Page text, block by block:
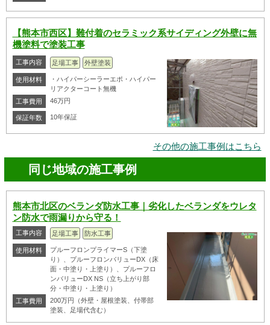
【熊本市西区】難付着のセラミック系サイディング外壁に無
機塗料で塗装工事
工事内容 足場工事 外壁塗装
使用材料
・ハイパーシーラーエポ・ハイパー
リアクターコート無機
工事費用
46万円
保証年数 10年保証
その他の施工事例はこちら
同じ地域の施工事例
熊本市北区のベランダ防水工事｜劣化したベランダをウレタ
ン防水で雨漏りから守る！
工事内容 足場工事 防水工事
使用材料
プルーフロンプライマーS（下塗
り）、プルーフロンバリューDX（床
面・中塗り・上塗り）、プルーフロ
ンバリューDX NS（立ち上がり部
分・中塗り・上塗り）
工事費用
200万円（外壁・屋根塗装、付帯部
塗装、足場代含む）